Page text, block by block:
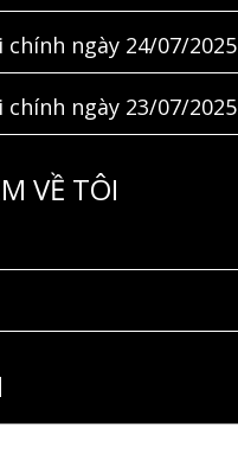
ngày 24/07/2025
ngày 23/07/2025
VỀ TÔI